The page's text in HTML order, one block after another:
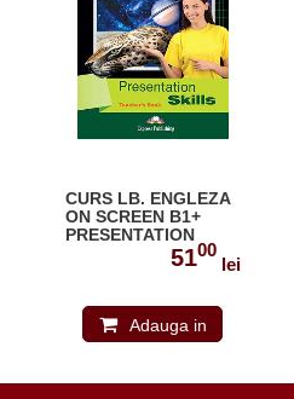
CURS LB. ENGLEZA
ON SCREEN B1+
PRESENTATION
SKILLS MANUALUL
PROFESORULUI 978-
5100
lei
Adauga in